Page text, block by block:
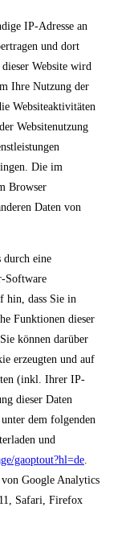
IP-Adresse an
und dort
Website wird
Ihre Nutzung der
Websiteaktivitäten
Websitenutzung
Die im
Browser
Daten von
durch eine
Software
hin, dass Sie in
Funktionen dieser
können darüber
erzeugten und auf
(inkl. Ihrer IP-
dieser Daten
dem folgenden
und
gaoptout?hl=de
Google Analytics
Safari, Firefox